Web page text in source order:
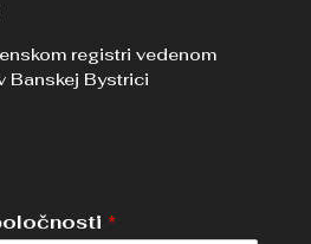
registri vedenom
Banskej Bystrici
*